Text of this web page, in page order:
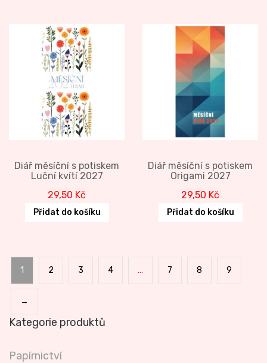
Diář měsíční s potiskem
Luční kvítí 2027
29,50 Kč
Přidat do košíku
Diář měsíční s potiskem
Origami 2027
29,50 Kč
Přidat do košíku
1 2 3 4 … 7 8 9
→
Kategorie produktů
Papírnictví